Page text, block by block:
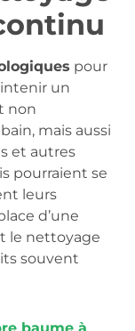
pour
un
non
mais aussi
et autres
pourraient se
leurs
d’une
le nettoyage
souvent